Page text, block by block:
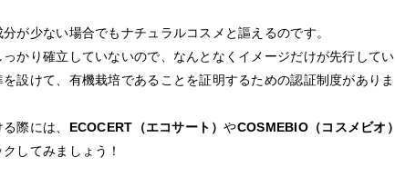
が少ない場合でもナチュラルコスメと謳えるのです。
かり確立していないので、なんとなくイメージだけが先行してい
設けて、有機栽培であることを証明するための認証制度がありま
際には、 ECOCERT（エコサート）やCOSMEBIO（コスメビオ）
してみましょう！